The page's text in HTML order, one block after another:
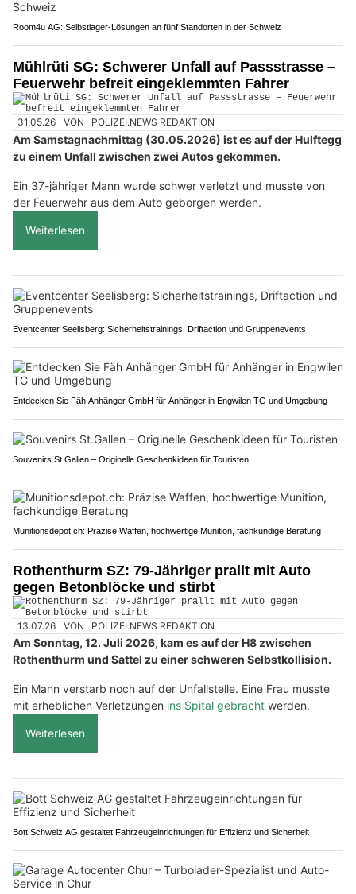
Room4u AG: Selbstlager-Lösungen an fünf Standorten in der Schweiz
Mühlrüti SG: Schwerer Unfall auf Passstrasse –
Feuerwehr befreit eingeklemmten Fahrer
31.05.26 VON POLIZEI.NEWS REDAKTION
Am Samstagnachmittag (30.05.2026) ist es auf der Hulftegg
zu einem Unfall zwischen zwei Autos gekommen.
Ein 37-jähriger Mann wurde schwer verletzt und musste von
der Feuerwehr aus dem Auto geborgen werden.
Weiterlesen
Eventcenter Seelisberg: Sicherheitstrainings, Driftaction und Gruppenevents
Entdecken Sie Fäh Anhänger GmbH für Anhänger in Engwilen TG und Umgebung
Souvenirs St.Gallen – Originelle Geschenkideen für Touristen
Munitionsdepot.ch: Präzise Waffen, hochwertige Munition, fachkundige Beratung
Rothenthurm SZ: 79-Jähriger prallt mit Auto
gegen Betonblöcke und stirbt
13.07.26 VON POLIZEI.NEWS REDAKTION
Am Sonntag, 12. Juli 2026, kam es auf der H8 zwischen
Rothenthurm und Sattel zu einer schweren Selbstkollision.
Ein Mann verstarb noch auf der Unfallstelle. Eine Frau musste
mit erheblichen Verletzungen ins Spital gebracht werden.
Weiterlesen
Bott Schweiz AG gestaltet Fahrzeugeinrichtungen für Effizienz und Sicherheit